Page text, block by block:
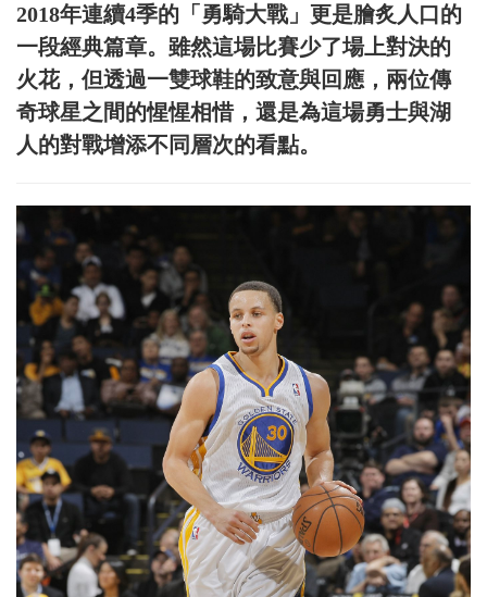
2018年連續4季的「勇騎大戰」更是膾炙人口的
一段經典篇章。雖然這場比賽少了場上對決的
火花，但透過一雙球鞋的致意與回應，兩位傳
奇球星之間的惺惺相惜，還是為這場勇士與湖
人的對戰增添不同層次的看點。